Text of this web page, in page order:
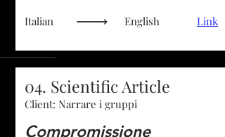
Italian English Link
04. Scientific Article
Client: Narrare i gruppi
Compromissione